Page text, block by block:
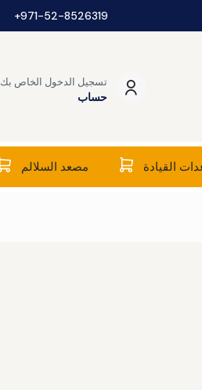
تسجيل الدخول الخاص بك
حساب
القيادة مصعد السلالم